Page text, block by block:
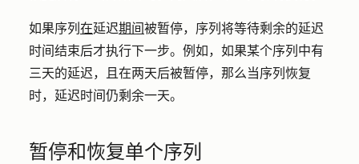
如果序列 在延迟期间被暂停，序列将等待剩余的延迟
时间结束后才执行下一步。例如，如果某个序列中有
三天的延迟，且在两天后被暂停，那么当序列恢复
时，延迟时间仍剩余一天。
暂停和恢复单个序列